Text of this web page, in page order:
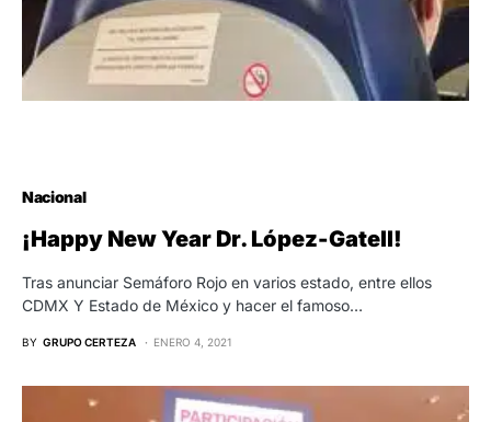
Nacional
¡Happy New Year Dr. López-Gatell!
Tras anunciar Semáforo Rojo en varios estado, entre ellos
CDMX Y Estado de México y hacer el famoso…
BY GRUPO CERTEZA ENERO 4, 2021